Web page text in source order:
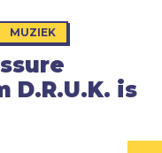
D.R.U.K. is
MUZIEK